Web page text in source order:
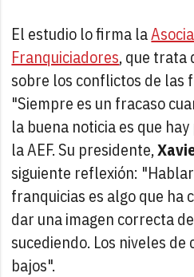
El estudio lo firma la
Franquiciadores, que trata
sobre los conflictos de las
"Siempre es un fracaso
la buena noticia es que
la AEF. Su presidente,
siguiente reflexión:
franquicias es algo que ha
dar una imagen correcta
sucediendo. Los niveles
bajos".